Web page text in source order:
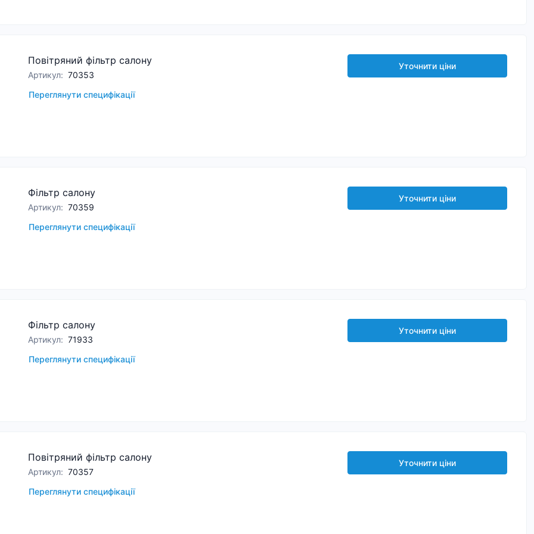
Повітряний фільтр салону
Артикул: 70353
Переглянути специфікації
Уточнити ціни
Фільтр салону
Артикул: 70359
Переглянути специфікації
Уточнити ціни
Фільтр салону
Артикул: 71933
Переглянути специфікації
Уточнити ціни
Повітряний фільтр салону
Артикул: 70357
Переглянути специфікації
Уточнити ціни